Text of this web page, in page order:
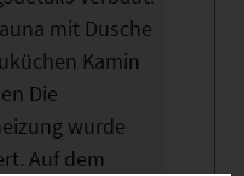
mit Dusche
Kamin
Die
wurde
Auf dem